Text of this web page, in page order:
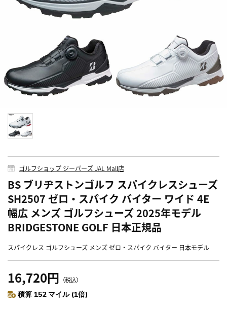
ゴルフショップ ジーパーズ JAL Mall店
BS ブリヂストンゴルフ スパイクレスシューズ
SH2507 ゼロ・スパイク バイター ワイド 4E
幅広 メンズ ゴルフシューズ 2025年モデル
BRIDGESTONE GOLF 日本正規品
スパイクレス ゴルフシューズ メンズ ゼロ・スパイク バイター 日本モデル
16,720円 （税込）
積算 152 マイル (1倍)